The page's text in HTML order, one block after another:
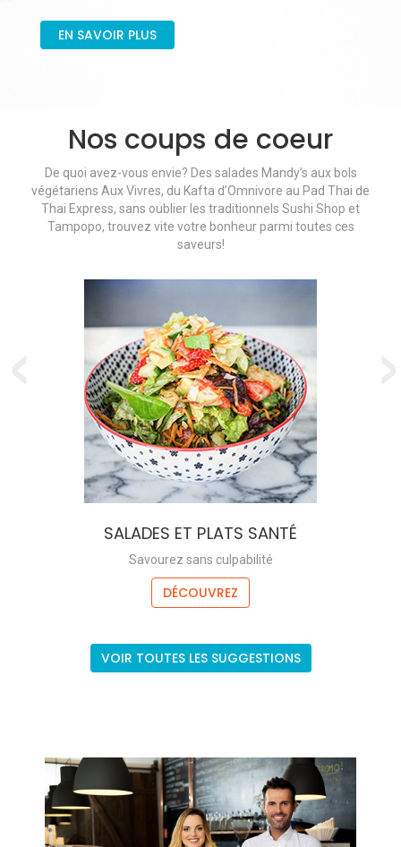
EN SAVOIR PLUS
Nos coups de coeur
De quoi avez-vous envie? Des salades Mandy’s aux bols
végétariens Aux Vivres, du Kafta d’Omnivore au Pad Thai de
Thai Express, sans oublier les traditionnels Sushi Shop et
Tampopo, trouvez vite votre bonheur parmi toutes ces
saveurs!
SALADES ET PLATS SANTÉ
Savourez sans culpabilité
DÉCOUVREZ
VOIR TOUTES LES SUGGESTIONS